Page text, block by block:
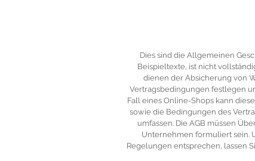
Dies sind die Allgemeinen
Beispieltexte, ist nicht
dienen der Absicherung von
Vertragsbedingungen festlegen
Fall eines Online-Shops kann
sowie die Bedingungen des
umfassen. Die AGB müssen
Unternehmen formuliert sein.
Regelungen entsprechen, lassen